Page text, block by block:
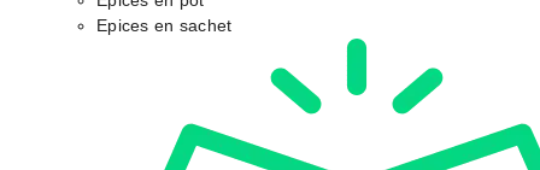
Epices en sachet